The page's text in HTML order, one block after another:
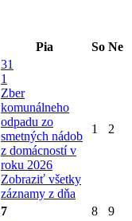
Pia So Ne
31
1
Zber
komunálneho
odpadu zo
smetných nádob
z domácností v
roku 2026
Zobraziť všetky
záznamy z dňa
1 2
7 8 9